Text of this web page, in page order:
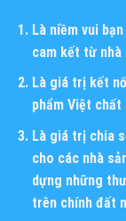
Là niềm vui
cam kết từ nhà
Là giá trị kết
phẩm Việt
Là giá trị chia
cho các nhà
dựng những
trên chính đất